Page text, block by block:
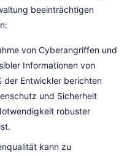
beeinträchtigen
von Cyberangriffen und
Informationen von
der Entwickler berichten
und Sicherheit
robuster
kann zu